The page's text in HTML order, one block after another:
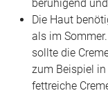
beruhigend
Die Haut
als im
sollte die
zum Beispiel
fettreiche